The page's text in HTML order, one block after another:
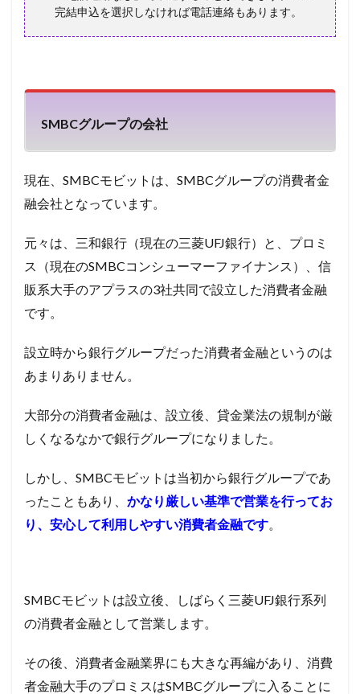
完結申込を選択しなければ電話連絡もあります。
SMBCグループの会社
現在、SMBCモビットは、SMBCグループの消費者金
融会社となっています。
元々は、三和銀行（現在の三菱UFJ銀行）と、プロミ
ス（現在のSMBCコンシューマーファイナンス）、信
販系大手のアプラスの3社共同で設立した消費者金融
です。
設立時から銀行グループだった消費者金融というのは
あまりありません。
大部分の消費者金融は、設立後、貸金業法の規制が厳
しくなるなかで銀行グループになりました。
しかし、SMBCモビットは当初から銀行グループであ
ったこともあり、 かなり厳しい基準で営業を行ってお
り、安心して利用しやすい消費者金融です
SMBCモビットは設立後、しばらく三菱UFJ銀行系列
の消費者金融として営業します。
その後、消費者金融業界にも大きな再編があり、消費
者金融大手のプロミスはSMBCグループに入ることに